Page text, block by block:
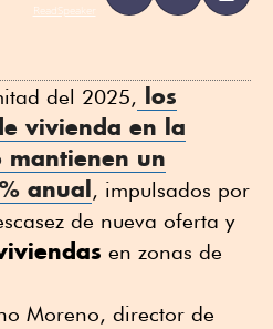
ReadSpeaker
del 2025, los
vivienda en la
mantienen un
anual, impulsados por
de nueva oferta y
en zonas de
Moreno, director de